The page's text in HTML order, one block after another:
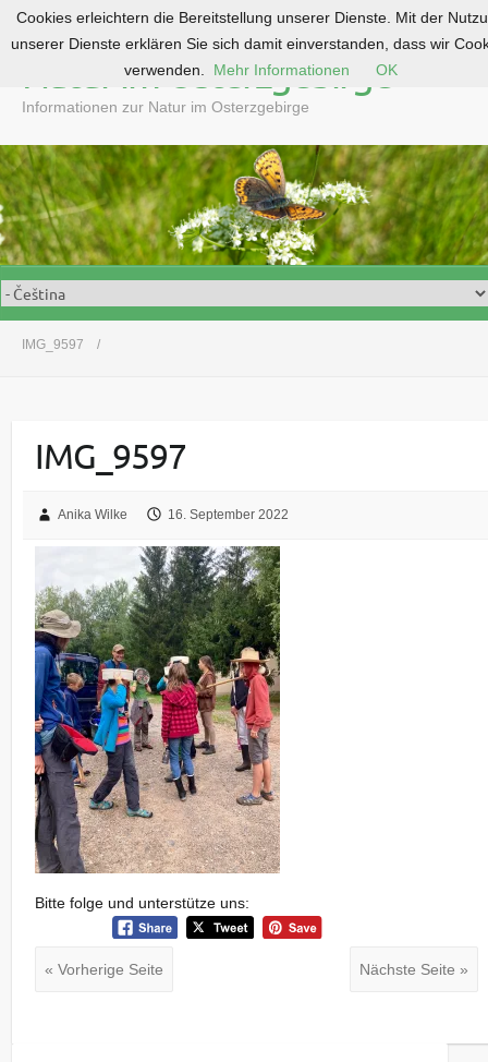
o
c
o
n
t
e
n
Natur im Osterzgebirge
Informationen zur Natur im Osterzgebirge
IMG_9597
IMG_9597
Anika Wilke 16. September 2022
Bitte folge und unterstütze uns:
« Vorherige Seite Nächste Seite »
Cookies erleichtern die Bereitstellung unserer Dienste. Mit der
unserer Dienste erklären Sie sich damit einverstanden, dass wir
verwenden.
Mehr Informationen OK